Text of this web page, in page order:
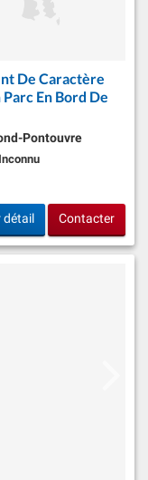
De Caractère
En Bord De
Pontouvre
Superficie du terrain:
Inconnu
détail Contacter